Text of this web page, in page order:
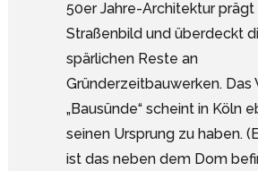
50er Jahre-Architektur prägt
Straßenbild und überdeckt
spärlichen Reste an
Gründerzeitbauwerken. Das
„Bausünde“ scheint in Köln
seinen Ursprung zu haben.
ist das neben dem Dom